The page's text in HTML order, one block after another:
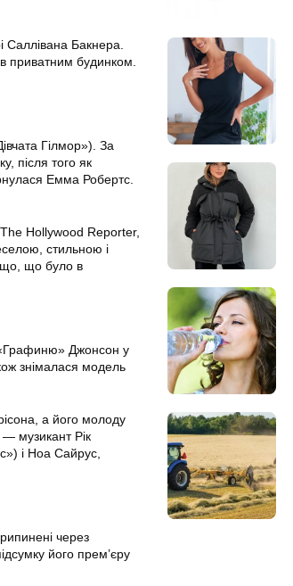
Саллівана Бакнера.
приватним будинком.
Гілмор»). За
після того як
Емма Робертс.
Hollywood Reporter,
стильною і
що, що було в
«Графиню» Джонсон у
знімалася модель
а його молоду
музикант Рік
і Ноа Сайрус,
через
його прем’єру